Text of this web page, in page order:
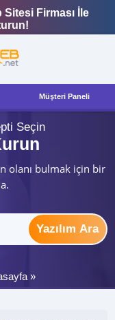
Firması İle
Müşteri Paneli
Seçin
olanı bulmak için bir
Yazılım Ara
»